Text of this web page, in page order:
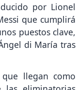
por Lionel
que cumplirá
puestos clave,
di María tras
llegan como